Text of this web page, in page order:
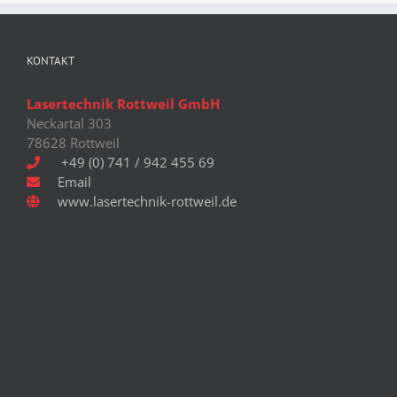
Varianten
auf
gewählt
KONTAKT
Lasertechnik Rottweil GmbH
Neckartal 303
78628 Rottweil
+49 (0) 741 / 942 455 69
Email
www.lasertechnik-rottweil.de